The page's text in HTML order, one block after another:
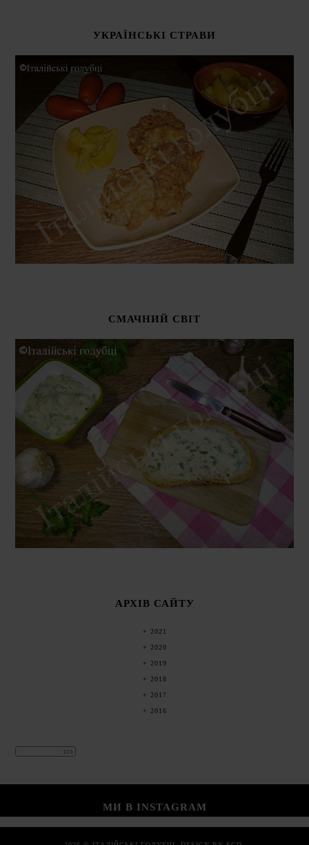
УКРАЇНСЬКІ СТРАВИ
СМАЧНИЙ СВІТ
АРХІВ САЙТУ
2021
2020
2019
2018
2017
2016
МИ В INSTAGRAM